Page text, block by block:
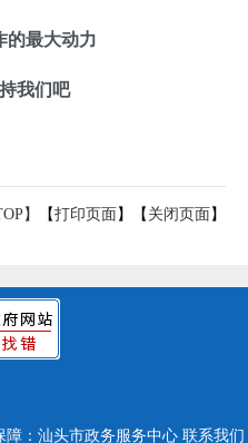
的最大动力
我们吧
】 【打印页面】【 关闭页面】
障：汕头市政务服务中心 联系我们